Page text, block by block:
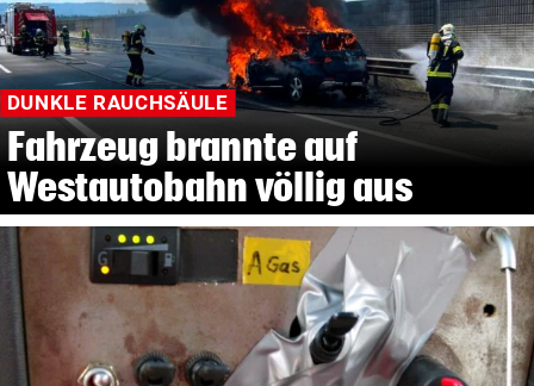
DUNKLE RAUCHSÄULE
Fahrzeug brannte auf
Westautobahn völlig aus